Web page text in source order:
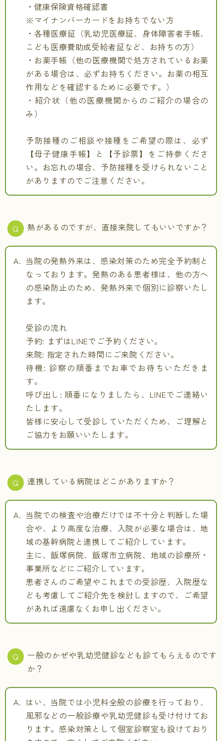
・健康保険資格確認書
※マイナンバーカードをお持ちでない方
・各種医療証（乳幼児医療証、身体障害者手帳、
こども医療費助成受給者証など、お持ちの方）
・お薬手帳（他の医療機関で処方されているお薬
がある場合は、必ずお持ちください。お薬の相互
作用などを確認するために必要です。）
・紹介状（他の医療機関からのご紹介の場合の
み）
予防接種のご相談や接種をご希望の際は、必ず
【母子健康手帳】と【予診票】をご持参くださ
い。お忘れの場合、予防接種を受けられないこと
がありますのでご注意ください。
熱があるのですが、直接来院してもいいですか？
当院の発熱外来は、感染対策のため完全予約制と
なっております。発熱のある患者様は、他の方へ
の感染防止のため、発熱外来で個別に診察いたし
ます。
受診の流れ
予約: まずはLINEでご予約ください。
来院: 指定された時間にご来院ください。
待機: 診察の順番までお車でお待ちいただきま
す。
呼び出し: 順番になりましたら、LINEでご連絡い
たします。
皆様に安心して受診していただくため、ご理解と
ご協力をお願いいたします。
連携している病院はどこがありますか？
当院での検査や治療だけでは不十分と判断した場
合や、より高度な治療、入院が必要な場合は、地
域の基幹病院と連携してご紹介しています。
主に、飯塚病院、飯塚市立病院、地域の診療所・
事業所などにご紹介しています。
患者さんのご希望やこれまでの受診歴、入院歴な
ども考慮してご紹介先を検討しますので、ご希望
があれば遠慮なくお申し出ください。
一般のかぜや乳幼児健診なども診てもらえるのです
か？
はい、当院では小児科全般の診療を行っており、
風邪などの一般診療や乳幼児健診も受け付けてお
ります。感染対策として個室診察室も設けており